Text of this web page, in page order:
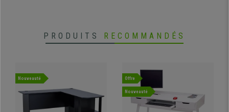
PRODUITS RECOMMANDÉS
Nouveauté Offre
Nouveauté